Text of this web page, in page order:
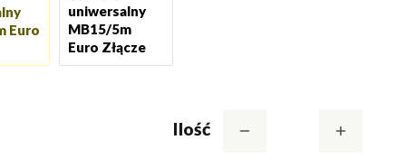
Euro
uniwersalny
MB15/5m
Euro Złącze
Ilość